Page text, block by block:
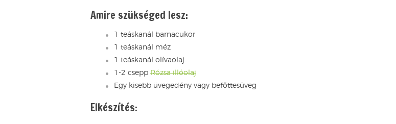
Amire szükséged lesz:
1 teáskanál barnacukor
1 teáskanál méz
1 teáskanál olívaolaj
1-2 csepp Rózsa illóolaj
Egy kisebb üvegedény vagy befőttesüveg
Elkészítés: